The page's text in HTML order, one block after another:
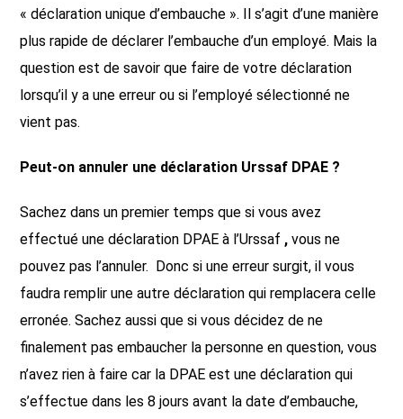
« déclaration unique d’embauche ». Il s’agit d’une manière
plus rapide de déclarer l’embauche d’un employé. Mais la
question est de savoir que faire de votre déclaration
lorsqu’il y a une erreur ou si l’employé sélectionné ne
vient pas.
Peut-on annuler une déclaration Urssaf DPAE ?
Sachez dans un premier temps que si vous avez
effectué une déclaration DPAE à l’Urssaf , vous ne
pouvez pas l’annuler. Donc si une erreur surgit, il vous
faudra remplir une autre déclaration qui remplacera celle
erronée. Sachez aussi que si vous décidez de ne
finalement pas embaucher la personne en question, vous
n’avez rien à faire car la DPAE est une déclaration qui
s’effectue dans les 8 jours avant la date d’embauche,